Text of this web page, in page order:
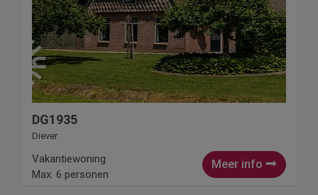
DG1935
Diever
Meer info
Vakantiewoning
Max. 6 personen